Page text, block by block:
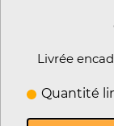
Livrée
Quantité